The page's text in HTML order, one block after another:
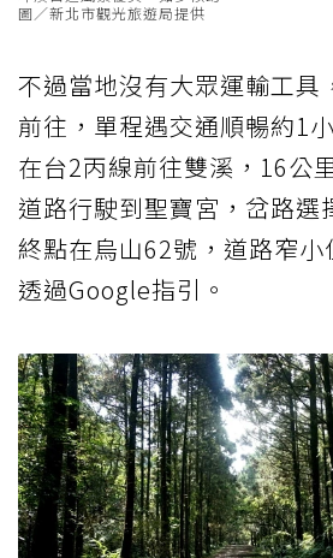
圖／新北市觀光旅遊局提供
不過當地沒有大眾運輸工具
前往，單程遇交通順暢約1
在台2丙線前往雙溪，16公
道路行駛到聖寶宮，岔路選
終點在烏山62號，道路窄
透過Google指引。